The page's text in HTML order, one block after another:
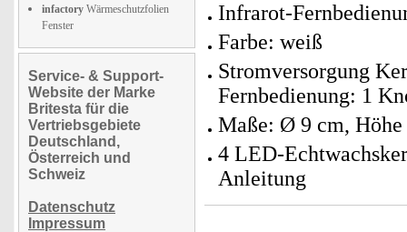
infactory Wärmeschutzfolien
Fenster
Service- & Support-
Website der Marke
Britesta für die
Vertriebsgebiete
Deutschland,
Österreich und
Schweiz
Datenschutz
Impressum
Infrarot-
Farbe: weiß
Stromversorgung
Fernbedienung: 1
Maße: Ø 9 cm,
4 LED-
Anleitung